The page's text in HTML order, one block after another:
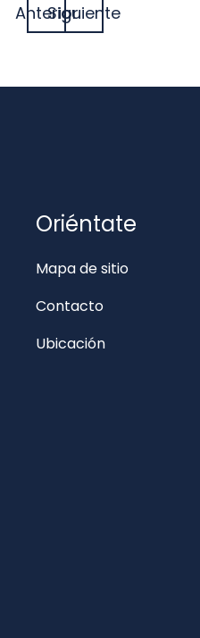
AnteriorSiguiente
Oriéntate
Mapa de sitio
Contacto
Ubicación